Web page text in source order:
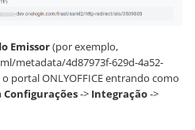
Emissor(por exemplo,
metadata/4d87973f-629d-4a52-
o portal ONLYOFFICE entrando como
Configurações-> Integração->